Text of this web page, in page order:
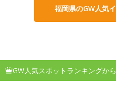
福岡県のGW人気
GW人気スポットランキングか